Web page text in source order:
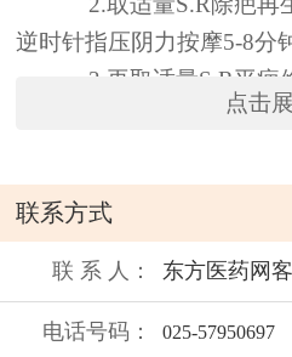
逆时针指压阴力按摩5-8分
3.再取适量S.R平疤修
部位，逆时针指压阴力按
【产品规格】 50G+50ML
【产品标准】 S.R平疤修复
S.R除疤再生原液：
【贮藏条件】密封、置阴
【保 质 期】三年
点击
联系方式
联 系 人： 东方医药网
电话号码： 025-57950697